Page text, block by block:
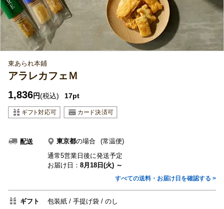
東あられ本鋪
アラレカフェＭ
1,836円(税込) 17pt
配送 東京都の場合
(常温便)
通常5営業日後に発送予定
お届け日： 8月18日(火) ～
すべての送料・お届け日を確認する >
ギフト 包装紙 手提げ袋 のし